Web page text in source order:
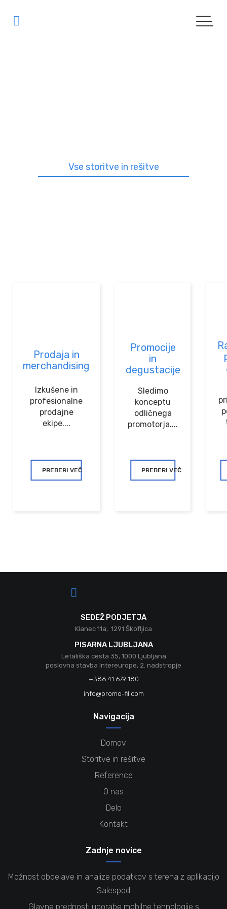
Vse storitve in rešitve
Prodaja in
merchandising
Izkušene in
profesionalne
prodajne
ekipe....
PREBERI VEČ
Promocije
in
degustacije
Sledimo
konceptu
odličnega
promotorja....
PREBERI VEČ
SEDEŽ PODJETJA
Klanec 11a, 1291 Škofljica
PISARNA LJUBLJANA
Letališka cesta 35, 1000 Ljubljana
poslovna stavba Intereurope, 2. nadstropje
+386 41 679 180
info@promo-fil.com
Navigacija
Domov
Storitve in rešitve
Reference
O nas
Delo
Kontakt
Zadnje novice
Možnost obdelave in analize podatkov s terena z aplikacijo
Salespod
Glavne prednosti uporabe mobilne tehnologije s